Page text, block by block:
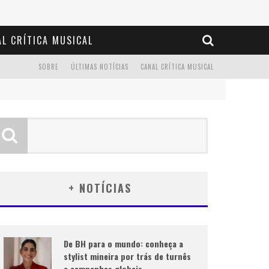
CRÍTICA MUSICAL
CANAL CRÍTICA MUSICAL
ÚLTIMAS NOTÍCIAS
SOBRE
+ NOTÍCIAS
De BH para o mundo: conheça a
stylist mineira por trás de turnês